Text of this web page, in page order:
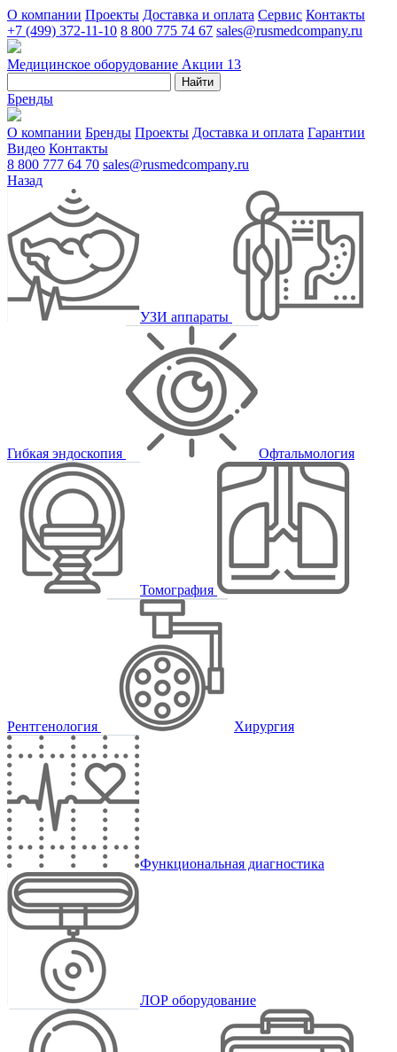
О компании Проекты Доставка и оплата Сервис Контакты
+7 (499) 372-11-10 8 800 775 74 67 sales@rusmedcompany.ru
Медицинское оборудование Акции 13
Найти
Бренды
О компании Бренды Проекты Доставка и оплата Гарантии
Видео Контакты
8 800 777 64 70 sales@rusmedcompany.ru
Назад
УЗИ аппараты
Гибкая эндоскопия Офтальмология
Томография
Рентгенология Хирургия
Функциональная диагностика
ЛОР оборудование